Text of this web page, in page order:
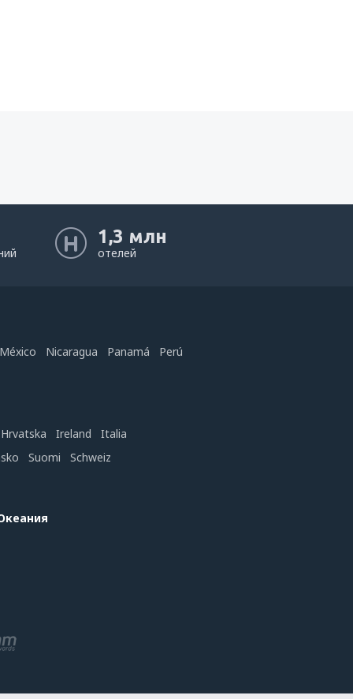
1,3 млн
отелей
México Nicaragua Panamá Perú
Hrvatska Ireland
Italia
Suomi Schweiz